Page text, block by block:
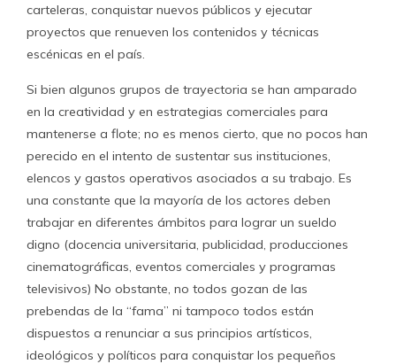
carteleras, conquistar nuevos públicos y ejecutar
proyectos que renueven los contenidos y técnicas
escénicas en el país.
Si bien algunos grupos de trayectoria se han amparado
en la creatividad y en estrategias comerciales para
mantenerse a flote; no es menos cierto, que no pocos han
perecido en el intento de sustentar sus instituciones,
elencos y gastos operativos asociados a su trabajo. Es
una constante que la mayoría de los actores deben
trabajar en diferentes ámbitos para lograr un sueldo
digno (docencia universitaria, publicidad, producciones
cinematográficas, eventos comerciales y programas
televisivos) No obstante, no todos gozan de las
prebendas de la “fama” ni tampoco todos están
dispuestos a renunciar a sus principios artísticos,
ideológicos y políticos para conquistar los pequeños